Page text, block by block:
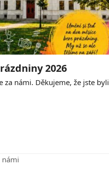
2026
námi. Děkujeme, že jste byli
námi